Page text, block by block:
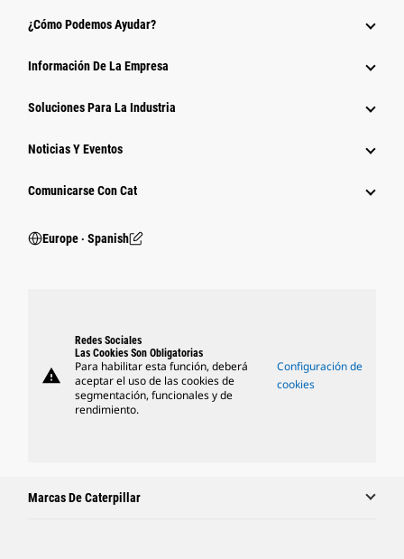
¿Cómo Podemos Ayudar?
Información De La Empresa
Soluciones Para La Industria
Noticias Y Eventos
Comunicarse Con Cat
Europe ‧ Spanish
warning
Redes Sociales
Las Cookies Son Obligatorias
Para habilitar esta función, deberá
aceptar el uso de las cookies de
segmentación, funcionales y de
rendimiento.
Configuración de
cookies
Marcas De Caterpillar